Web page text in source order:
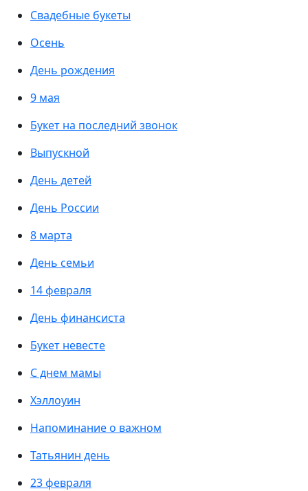
Свадебные букеты
Осень
День рождения
9 мая
Букет на последний звонок
Выпускной
День детей
День России
8 марта
День семьи
14 февраля
День финансиста
Букет невесте
С днем мамы
Хэллоуин
Напоминание о важном
Татьянин день
23 февраля